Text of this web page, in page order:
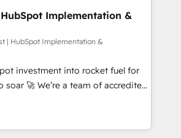
across Sales Hub, Marketing Hub,
Hub and CMS • ISO/IEC
and ISO 42001:2023
standard • GuardHub:
framework, built on ISO 42001
👈 '𝗖𝗼𝗻𝘁𝗮𝗰𝘁
to get in touch (𝘸𝘦'𝘳𝘦 𝘴𝘶𝘱𝘦𝘳
Implementation &
| HubSpot Implementation &
investment into rocket fuel for
of accredited
to help you. We can
into complex business
what you've got and make